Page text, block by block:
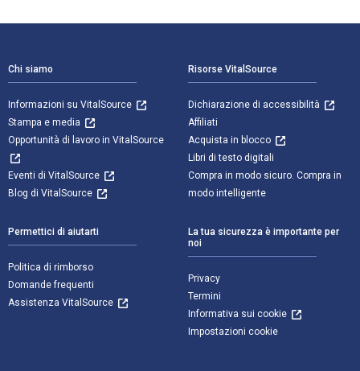
Chi siamo
Informazioni su VitalSource
Stampa e media
Opportunità di lavoro in VitalSource
Eventi di VitalSource
Blog di VitalSource
Risorse VitalSource
Dichiarazione di accessibilità
Affiliati
Acquista in blocco
Libri di testo digitali
Compra in modo sicuro. Compra in
modo intelligente
Permettici di aiutarti
Politica di rimborso
Domande frequenti
Assistenza VitalSource
La tua sicurezza è importante per
noi
Privacy
Termini
Informativa sui cookie
Impostazioni cookie